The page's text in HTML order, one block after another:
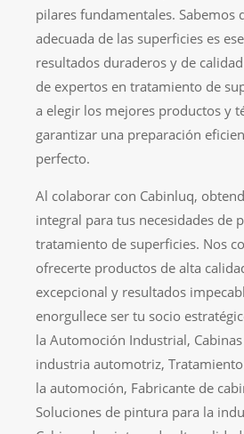
pilares fundamentales. Sabemos
adecuada de las superficies es
resultados duraderos y de
de expertos en tratamiento de
a elegir los mejores productos y
garantizar una preparación
perfecto.
Al colaborar con Cabinluq,
integral para tus necesidades de
tratamiento de superficies. Nos
ofrecerte productos de alta
excepcional y resultados
enorgullece ser tu socio
la Automoción Industrial,
industria automotriz,
la automoción, Fabricante de
Soluciones de pintura para la